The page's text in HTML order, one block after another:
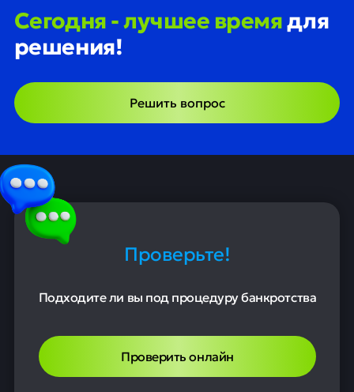
Сегодня - лучшее времядля
решения!
Решить вопрос
Проверьте!
Подходите ли вы под процедуру банкротства
Проверить онлайн